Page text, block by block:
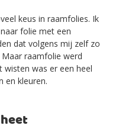
keus in raamfolies. Ik
folie met een
dat volgens mij zelf zo
raamfolie werd
wisten was er een heel
en kleuren.